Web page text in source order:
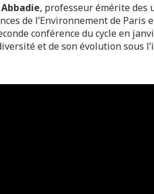
, professeur émérite des
de l’Environnement de Paris
conférence du cycle en
et de son évolution sous